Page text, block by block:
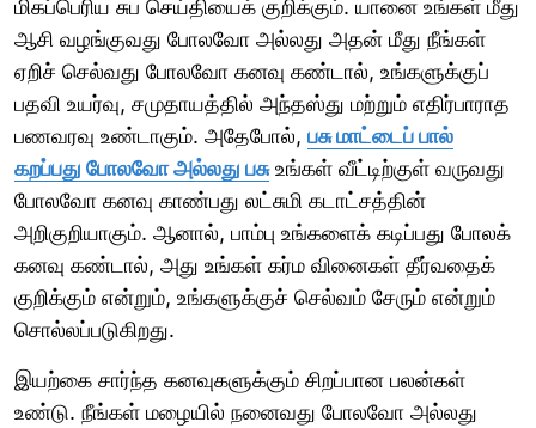
மிகப்பெரிய சுப செய்தியைக் குறிக்கும். யானை உங்கள் மீது
ஆசி வழங்குவது போலவோ அல்லது அதன் மீது நீங்கள்
ஏறிச் செல்வது போலவோ கனவு கண்டால், உங்களுக்குப்
பதவி உயர்வு, சமுதாயத்தில் அந்தஸ்து மற்றும் எதிர்பாராத
பணவரவு உண்டாகும். அதேபோல், பசு மாட்டைப் பால்
கறப்பது போலவோ அல்லது பசுஉங்கள் வீட்டிற்குள் வருவது
போலவோ கனவு காண்பது லட்சுமி கடாட்சத்தின்
அறிகுறியாகும். ஆனால், பாம்பு உங்களைக் கடிப்பது போலக்
கனவு கண்டால், அது உங்கள் கர்ம வினைகள் தீர்வதைக்
குறிக்கும் என்றும், உங்களுக்குச் செல்வம் சேரும் என்றும்
சொல்லப்படுகிறது.
இயற்கை சார்ந்த கனவுகளுக்கும் சிறப்பான பலன்கள்
உண்டு. நீங்கள் மழையில் நனைவது போலவோ அல்லது